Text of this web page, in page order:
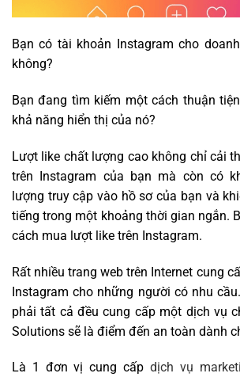
Bạn có tài khoản Instagram cho
không?
Bạn đang tìm kiếm một cách thuận
khả năng hiển thị của nó?
Lượt like chất lượng cao không chỉ cải
trên Instagram của bạn mà còn có
lượng truy cập vào hồ sơ của bạn và
tiếng trong một khoảng thời gian ngắn.
cách mua lượt like trên Instagram.
Rất nhiều trang web trên Internet cung
Instagram cho những người có nhu
phải tất cả đều cung cấp một dịch vụ
Solutions sẽ là điểm đến an toàn dành
Là 1 đơn vị cung cấp dịch vụ